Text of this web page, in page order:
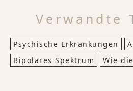
Verwandte
Psychische Erkrankungen
Bipolares Spektrum
Wie